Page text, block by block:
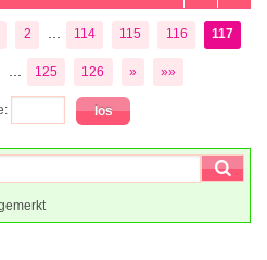
2 114 115 116 117
125 126 » »»